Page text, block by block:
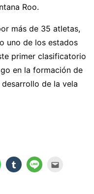
Roo.
más de 35 atletas,
uno de los estados
primer clasificatorio
en la formación de
de la vela